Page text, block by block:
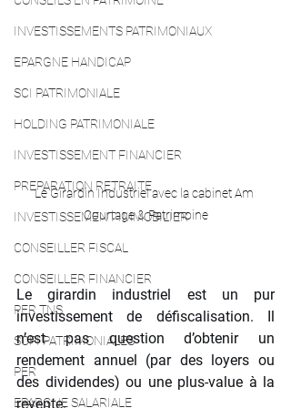
INVESTISSEMENTS PATRIMONIAUX
EPARGNE HANDICAP
SCI PATRIMONIALE
HOLDING PATRIMONIALE
INVESTISSEMENT FINANCIER
PREPARATION RETRAITE
INVESTISSEMENT IMMOBILIER
CONSEILLER FISCAL
CONSEILLER FINANCIER
PER TNS
SCPI PATRIMONIALES
PER
EPARGNE SALARIALE
Le Girardin Industriel avec la cabinet Am
Courtage & Patrimoine
Le girardin industriel est un pur
investissement de défiscalisation. Il
n’est pas question d’obtenir un
rendement annuel (par des loyers ou
des dividendes) ou une plus-value à la
revente.